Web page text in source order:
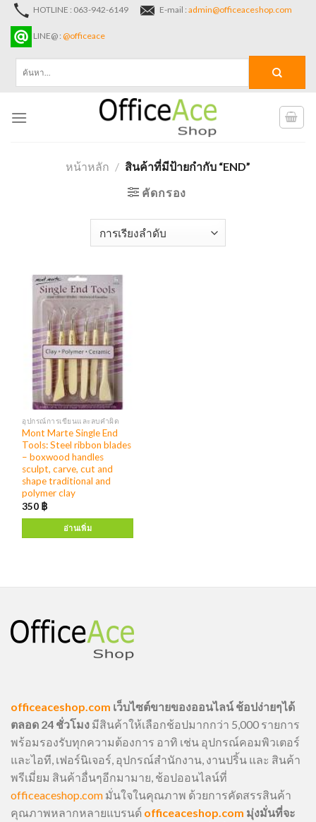
Skip
content
HOTLINE : 063-942-6149 E-mail : admin@officeaceshop.com
LINE@ : @officeace
หน้าหลัก / สินค้าที่มีป้ายกำกับ “END”
คัดกรอง
อุปกรณ์การเขียนและลบคำผิด
Mont Marte Single End
Tools: Steel ribbon blades
– boxwood handles
sculpt, carve, cut and
shape traditional and
polymer clay
350 ฿
อ่านเพิ่ม
officeaceshop.com เว็บไซต์ขายของออนไลน์ ช้อปง่ายๆได้
ตลอด 24 ชั่วโมง มีสินค้าให้เลือกช้อปมากกว่า 5,000 รายการ
พร้อมรองรับทุกความต้องการ อาทิ เช่น อุปกรณ์คอมพิวเตอร์
และไอที, เฟอร์นิเจอร์, อุปกรณ์สำนักงาน, งานปริ้น และ สินค้า
พรีเมี่ยม สินค้าอื่นๆอีกมามาย, ช้อปออนไลน์ที่
officeaceshop.com มั่นใจในคุณภาพ ด้วยการคัดสรรสินค้า
คุณภาพหลากหลายแบรนด์ officeaceshop.com มุ่งมั่นที่จะ